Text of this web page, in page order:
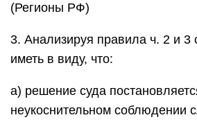
(Регионы РФ)
3. Анализируя правила ч. 2 и 3
иметь в виду, что:
а) решение суда
неукоснительном соблюдении